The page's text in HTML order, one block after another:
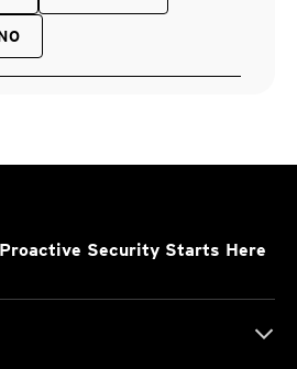
Security Starts Here